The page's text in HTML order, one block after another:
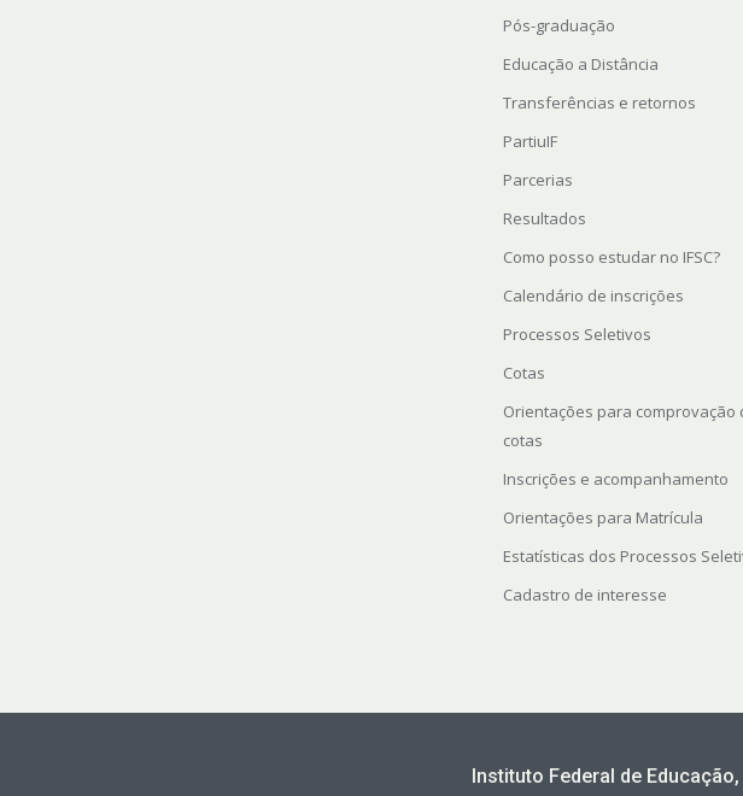
Pós-graduação
Educação a Distância
Transferências e retornos
PartiuIF
Parcerias
Resultados
Como posso estudar no IFSC?
Calendário de inscrições
Processos Seletivos
Cotas
Orientações para comprovação
cotas
Inscrições e acompanhamento
Orientações para Matrícula
Estatísticas dos Processos
Cadastro de interesse
Instituto Federal de